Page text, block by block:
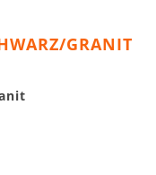
GRANIT